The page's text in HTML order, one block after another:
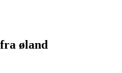
øland